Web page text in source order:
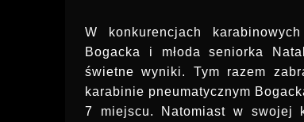
W konkurencjach
Bogacka i młoda seniorka
świetne wyniki. Tym razem
karabinie pneumatycznym
7 miejscu. Natomiast w swojej